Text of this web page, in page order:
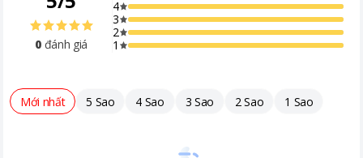
dàng vệ sinh sản phẩm sau khi sử dụng.
0 đánh giá
4
3
2
1
Mới nhất 5 Sao 4 Sao 3 Sao 2 Sao 1 Sao